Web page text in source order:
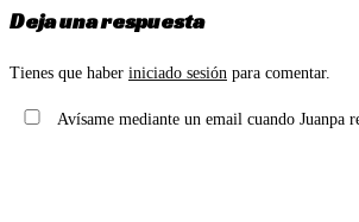
Deja una respuesta
Tienes que haber iniciado sesión para comentar.
Avísame mediante un email cuando Juanpa